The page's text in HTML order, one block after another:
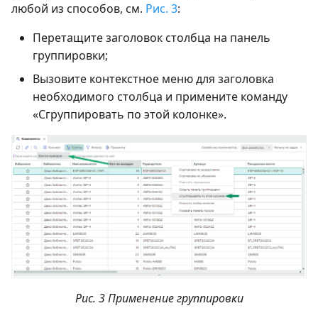
любой из способов, см. Рис. 3:
Перетащите заголовок столбца на панель
группировки;
Вызовите контекстное меню для заголовка
необходимого столбца и примените команду
«Сгруппировать по этой колонке».
Рис. 3 Применение группировки